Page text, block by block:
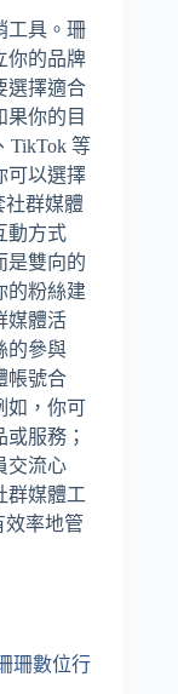
工具。珊
你的品牌
選擇適合
果你的目
TikTok 等
可以選擇
社群媒體
動方式
是雙向的
的粉絲建
媒體活
的參與
帳號合
如，你可
服務；
交流心
群媒體工
效率地管
珊數位行